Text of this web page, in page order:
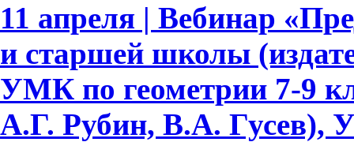
11 апреля | Вебинар
и старшей школы
УМК по геометрии 7-9
А.Г. Рубин, В.А. Гусев),